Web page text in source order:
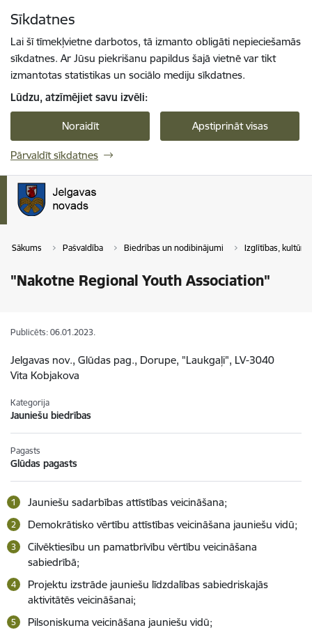
Sīkdatnes
Lai šī tīmekļvietne darbotos, tā izmanto obligāti nepieciešamās
sīkdatnes. Ar Jūsu piekrišanu papildus šajā vietnē var tikt
izmantotas statistikas un sociālo mediju sīkdatnes.
Lūdzu, atzīmējiet savu izvēli:
Noraidīt Apstiprināt visas
Pārvaldīt sīkdatnes
Sākums Pašvaldība Biedrības un nodibinājumi Izglītības,
"Nakotne Regional Youth Association"
Publicēts: 06.01.2023.
Jelgavas nov., Glūdas pag., Dorupe, "Laukgaļi", LV-3040
Vita Kobjakova
Kategorija
Jauniešu biedrības
Pagasts
Glūdas pagasts
Jauniešu sadarbības attīstības veicināšana;
Demokrātisko vērtību attīstības veicināšana jauniešu vidū;
Cilvēktiesību un pamatbrīvību vērtību veicināšana
sabiedrībā;
Projektu izstrāde jauniešu līdzdalības sabiedriskajās
aktivitātēs veicināšanai;
Pilsoniskuma veicināšana jauniešu vidū;